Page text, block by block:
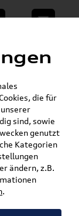
E-Mail
»
Warenkorb
die für
sind, sowie
genutzt
Kategorien
ändern, z.B.
.